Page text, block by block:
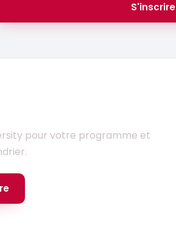
S'inscrire
pour votre programme et